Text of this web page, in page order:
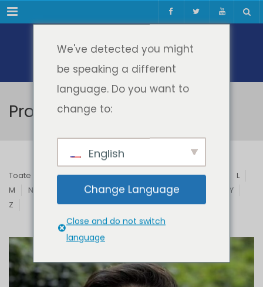
Meniul
Profesori & Invitați
Toate B C D E F G H I J
L
M
N Q R S T U V
Y
Z
We've detected you might
be speaking a different
language. Do you want to
change to:
English
Change Language
Close and do not switch
language